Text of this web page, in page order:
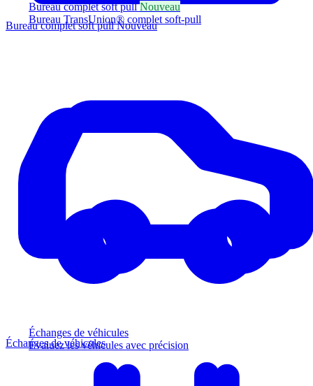
Bureau complet soft pullNouveau
Bureau TransUnion® complet soft-pull
Échanges de véhicules
Évaluez les véhicules avec précision
Bureau complet soft pullNouveau
Échanges de véhicules